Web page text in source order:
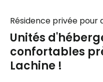
Résidence privée pour
Unités
confortables
Lachine !